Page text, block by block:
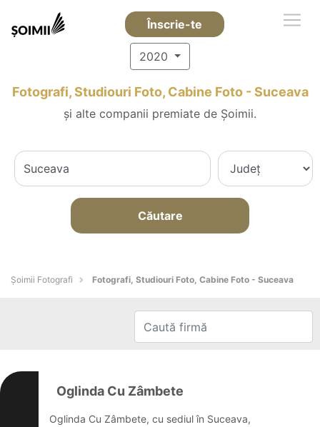
Înscrie-te
2020
Fotografi, Studiouri Foto, Cabine Foto - Suceava
și alte companii premiate de Șoimii.
Căutare
Șoimii Fotografi Fotografi, Studiouri Foto, Cabine Foto - Suceava
Oglinda Cu Zâmbete
Oglinda Cu Zâmbete, cu sediul în Suceava,